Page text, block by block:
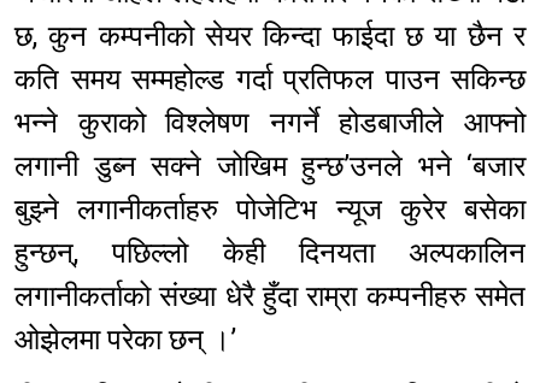
छ, कुन कम्पनीको सेयर किन्दा फाईदा छ या छैन र
कति समय सम्महोल्ड गर्दा प्रतिफल पाउन सकिन्छ
भन्ने कुराको विश्लेषण नगर्ने होडबाजीले आफ्नो
लगानी डुब्न सक्ने जोखिम हुन्छ’उनले भने ‘बजार
बुझ्ने लगानीकर्ताहरु पोजेटिभ न्यूज कुरेर बसेका
हुन्छन्, पछिल्लो केही दिनयता अल्पकालिन
लगानीकर्ताको संख्या धेरै हुँदा राम्रा कम्पनीहरु समेत
ओझेलमा परेका छन् ।’